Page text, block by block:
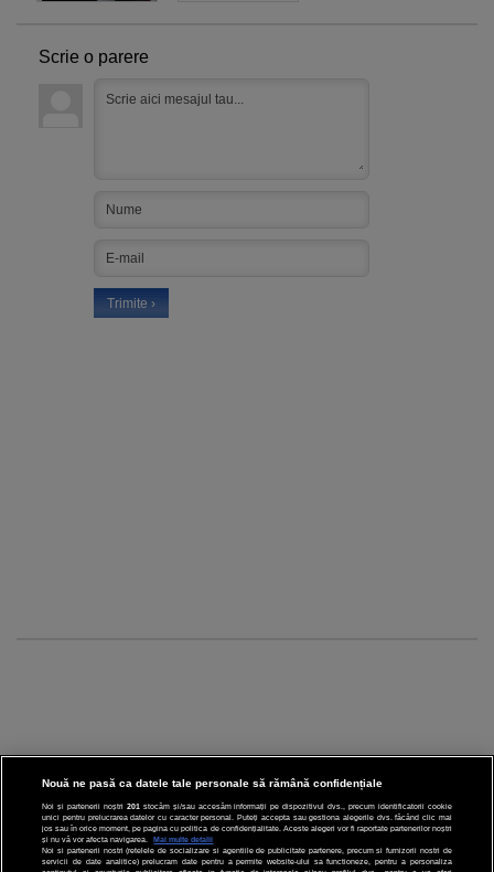
Scrie o parere
CINEMA
Nouă ne pasă ca datele tale personale să rămână confidențiale
Noi și partenerii noștri 201 stocăm și/sau accesăm informații pe dispozitivul dvs., precum identificatorii cookie
unici pentru prelucrarea datelor cu caracter personal. Puteți accepta sau gestiona alegerile dvs. făcând clic mai
jos sau în orice moment, pe pagina cu politica de confidențialitate. Aceste alegeri vor fi raportate partenerilor noștri
și nu vă vor afecta navigarea.
Mai multe detalii
Noi si partenerii nostri (retelele de socializare si agentiile de publicitate partenere, precum si furnizorii nostri de
servicii de date analitice) prelucram date pentru a permite website-ului sa functioneze, pentru a personaliza